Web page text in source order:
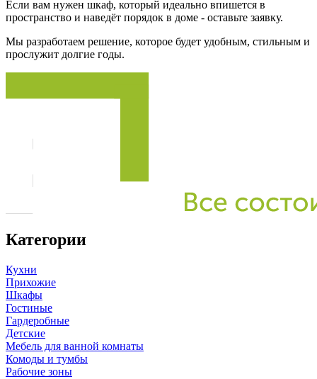
Если вам нужен шкаф, который идеально впишется в
пространство и наведёт порядок в доме - оставьте заявку.
Мы разработаем решение, которое будет удобным, стильным и
прослужит долгие годы.
Категории
Кухни
Прихожие
Шкафы
Гостиные
Гардеробные
Детские
Мебель для ванной комнаты
Комоды и тумбы
Рабочие зоны